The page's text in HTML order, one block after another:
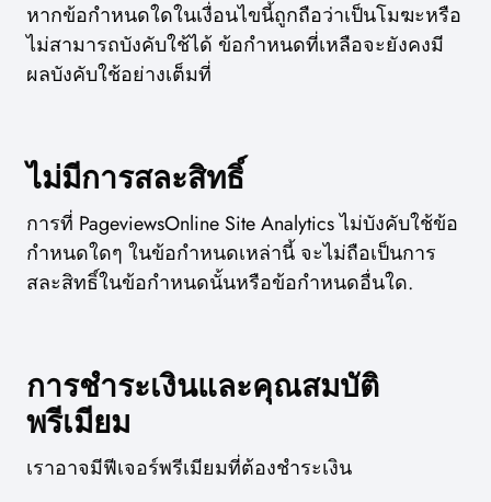
หากข้อกำหนดใดในเงื่อนไขนี้ถูกถือว่าเป็นโมฆะหรือ
ไม่สามารถบังคับใช้ได้ ข้อกำหนดที่เหลือจะยังคงมี
ผลบังคับใช้อย่างเต็มที่
ไม่มีการสละสิทธิ์
การที่ PageviewsOnline Site Analytics ไม่บังคับใช้ข้อ
กำหนดใดๆ ในข้อกำหนดเหล่านี้ จะไม่ถือเป็นการ
สละสิทธิ์ในข้อกำหนดนั้นหรือข้อกำหนดอื่นใด.
การชำระเงินและคุณสมบัติ
พรีเมียม
เราอาจมีฟีเจอร์พรีเมียมที่ต้องชำระเงิน